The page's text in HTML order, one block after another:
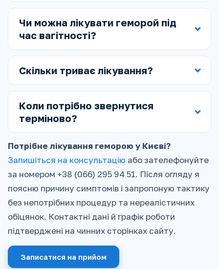
Чи можна лікувати геморой під
час вагітності?
Скільки триває лікування?
Коли потрібно звернутися
терміново?
Потрібне лікування геморою у Києві?
Запишіться на консультацію або зателефонуйте
за номером +38 (066) 295 94 51. Після огляду я
поясню причину симптомів і запропоную тактику
без непотрібних процедур та нереалістичних
обіцянок. Контактні дані й графік роботи
підтверджені на чинних сторінках сайту.
Записатися на прийом